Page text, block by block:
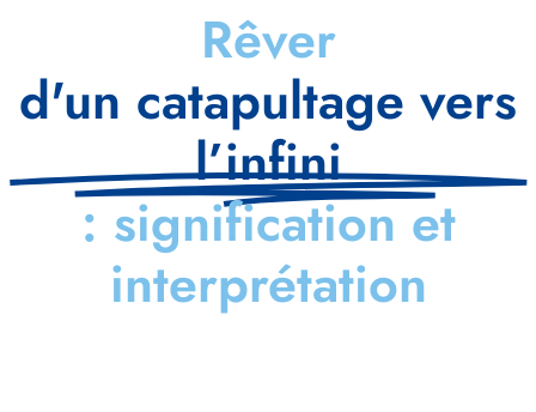
Rêver
d'un catapultage vers
l’infini
: signification et
interprétation